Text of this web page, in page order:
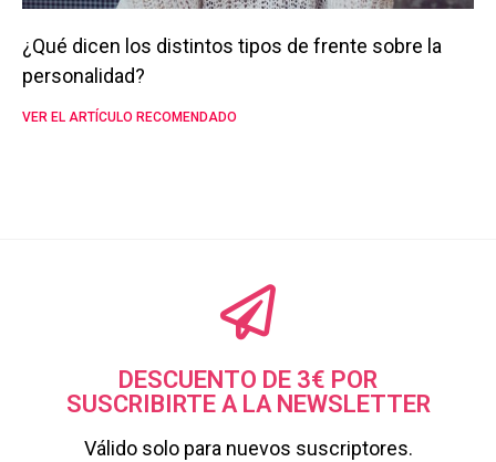
¿Qué dicen los distintos tipos de frente sobre la
personalidad?
VER EL ARTÍCULO RECOMENDADO
DESCUENTO DE 3€ POR
SUSCRIBIRTE A LA NEWSLETTER
Válido solo para nuevos suscriptores.